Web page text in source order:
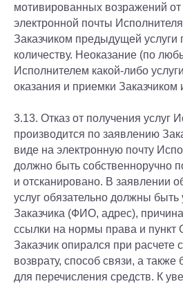
мотивированных возражений от
электронной почты
Заказчиком предыдущей услуги
количеству. Неоказание (по
Исполнителем какой-либо
оказания и приемки Заказчиком
3.13. Отказ от получения услуг
производится по заявлению
виде на электронную почту
должно быть собственноручно
и отсканировано. В заявлении
услуг обязательно должны
Заказчика (ФИО, адрес), причина
ссылки на нормы права и
Заказчик опирался при
возврату, способ связи, а также
для перечисления средств. К